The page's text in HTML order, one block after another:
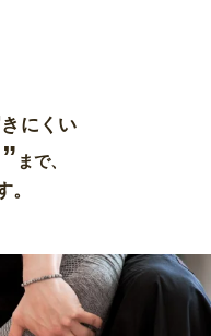
にくい
まで、
。